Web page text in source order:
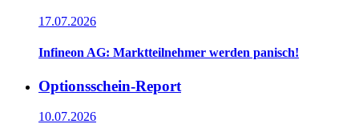
17.07.2026
Infineon AG: Marktteilnehmer werden panisch!
Optionsschein-Report
10.07.2026